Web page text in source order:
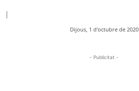
|
Dijous, 1 d'octubre de 2020
- Publicitat -